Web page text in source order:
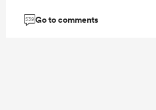
539Go to comments